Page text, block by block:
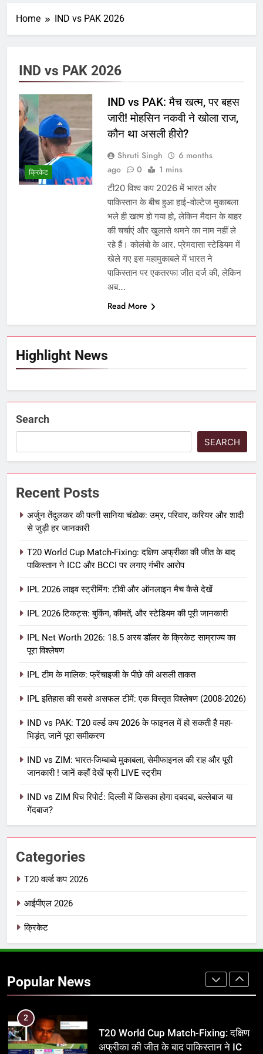
Home IND vs PAK 2026
Highlight News
IND vs PAK 2026
क्रिकेट
IND vs PAK: मैच खत्म, पर बहस
जारी! मोहसिन नकवी ने खोला राज,
कौन था असली हीरो?
Shruti Singh
6 months
ago
0 1 mins
टी20 विश्व कप 2026 में भारत और
पाकिस्तान के बीच हुआ हाई-वोल्टेज मुकाबला
भले ही खत्म हो गया हो, लेकिन मैदान के बाहर
की चर्चाएं और खुलासे थमने का नाम नहीं ले
रहे हैं। कोलंबो के आर. प्रेमदासा स्टेडियम में
खेले गए इस महामुकाबले में भारत ने
पाकिस्तान पर एकतरफा जीत दर्ज की, लेकिन
अब…
Read More
Search
SEARCH
Recent Posts
अर्जुन तेंदुलकर की पत्नी सानिया चंडोक: उम्र, परिवार, करियर और शादी
से जुड़ी हर जानकारी
T20 World Cup Match-Fixing: दक्षिण अफ्रीका की जीत के बाद
पाकिस्तान ने ICC और BCCI पर लगाए गंभीर आरोप
IPL 2026 लाइव स्ट्रीमिंग: टीवी और ऑनलाइन मैच कैसे देखें
IPL 2026 टिकट्स: बुकिंग, कीमतें, और स्टेडियम की पूरी जानकारी
IPL Net Worth 2026: 18.5 अरब डॉलर के क्रिकेट साम्राज्य का
पूरा विश्लेषण
IPL टीम के मालिक: फ्रेंचाइजी के पीछे की असली ताकत
IPL इतिहास की सबसे असफल टीमें: एक विस्तृत विश्लेषण (2008-2026)
IND vs PAK: T20 वर्ल्ड कप 2026 के फाइनल में हो सकती है महा-
भिड़ंत, जानें पूरा समीकरण
IND vs ZIM: भारत-जिम्बाब्वे मुकाबला, सेमीफाइनल की राह और पूरी
जानकारी ! जानें कहाँ देखें फ्री LIVE स्ट्रीम
IND vs ZIM पिच रिपोर्ट: दिल्ली में किसका होगा दबदबा, बल्लेबाज या
गेंदबाज?
Categories
T20 वर्ल्ड कप 2026
आईपीएल 2026
क्रिकेट
Popular News
IPL Net Worth 2026: 18.5 अरब डॉलर
आईपीएल 2026 क्रिकेट
IPL टीम के मालिक: फ्रेंचाइजी के पीछे की
असली ताकत
आईपीएल 2026 क्रिकेट
IPL इतिहास की सबसे असफल टीमें: एक
8
अर्जुन तेंदुलकर की पत्नी सानिया चंडोक:
उम्र, परिवार, करियर और शादी से जुड़ी हर
2
T20 World Cup Match-Fixing: दक्षिण
अफ्रीका की जीत के बाद पाकिस्तान ने ICC